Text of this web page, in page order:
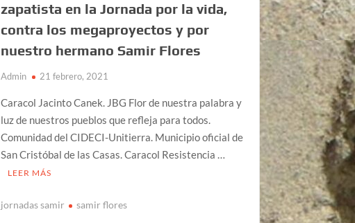
zapatista en la Jornada por la vida,
contra los megaproyectos y por
nuestro hermano Samir Flores
Admin 21 febrero, 2021
Caracol Jacinto Canek. JBG Flor de nuestra palabra y
luz de nuestros pueblos que refleja para todos.
Comunidad del CIDECI-Unitierra. Municipio oficial de
San Cristóbal de las Casas. Caracol Resistencia …
LEER MÁS
jornadas samir samir flores